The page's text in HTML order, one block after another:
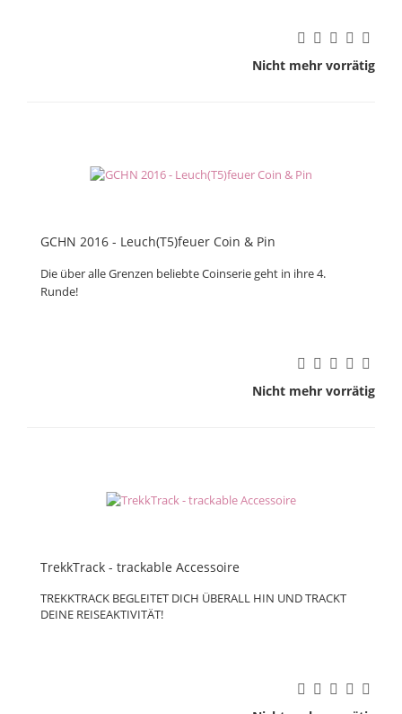
Nicht mehr vorrätig
GCHN 2016 - Leuch(T5)feuer Coin & Pin
Die über alle Grenzen beliebte Coinserie geht in ihre 4.
Runde!
Nicht mehr vorrätig
TrekkTrack - trackable Accessoire
TREKKTRACK BEGLEITET DICH ÜBERALL HIN UND TRACKT
DEINE REISEAKTIVITÄT!